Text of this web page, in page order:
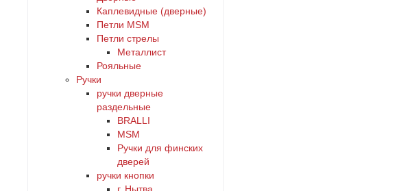
Каплевидные (дверные)
Петли MSM
Петли стрелы
Металлист
Рояльные
Ручки
ручки дверные
раздельные
BRALLI
MSM
Ручки для финских
дверей
ручки кнопки